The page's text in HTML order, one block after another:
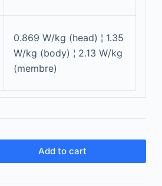
0.869 W/kg (head) ¦ 1.35
W/kg (body) ¦ 2.13 W/kg
(membre)
Add to cart